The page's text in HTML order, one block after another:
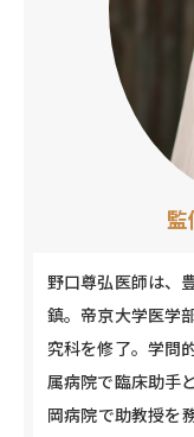
監
野口尊弘医師は、
鎮。帝京大学医学
究科を修了。学問
属病院で臨床助手
岡病院で助教授を